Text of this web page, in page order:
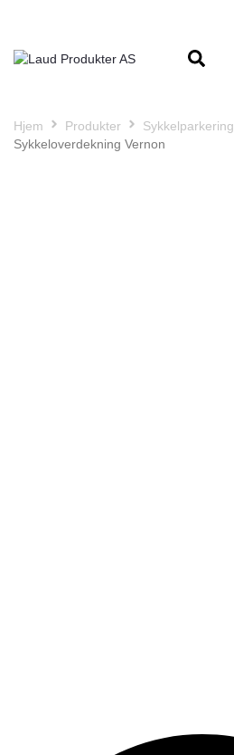
Hjem Produkter Sykkelparkering
Sykkeloverdekning Vernon